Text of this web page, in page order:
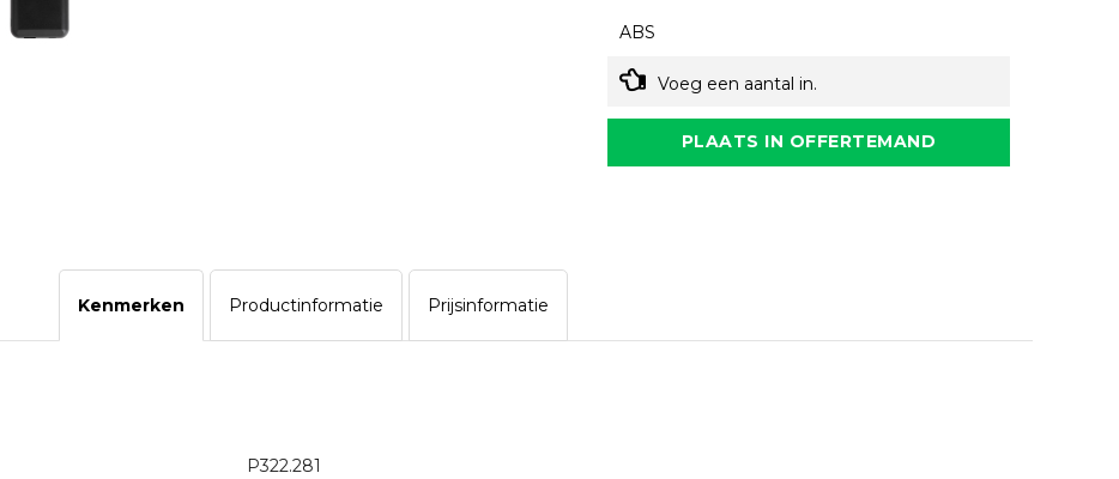
ABS
Voeg een aantal in.
PLAATS IN OFFERTEMAND
Kenmerken Productinformatie Prijsinformatie
P322.281